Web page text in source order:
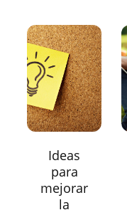
Ideas
para
mejorar
la